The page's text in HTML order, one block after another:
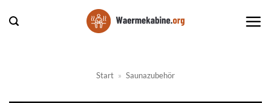
Inhalt
Start » Saunazubehör